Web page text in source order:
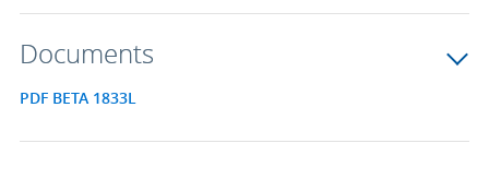
Documents
PDF BETA 1833L